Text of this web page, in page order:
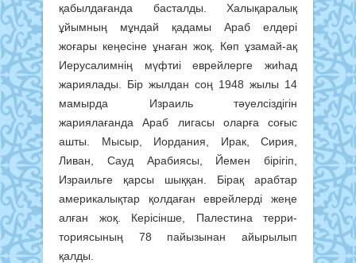
қабылдағанда басталды. Халықаралық
ұйымның мұндай қадамы Араб елдері
жоғары кеңе­сіне ұнаған жоқ. Көп ұзамай-ақ
Иерусалимнің мүфтиі еврейлерге жиһад
жариялады. Бір жылдан соң 1948 жылы 14
мамырда Израиль тәуелсіздігін
жариялағанда Араб лигасы оларға соғыс
ашты. Мысыр, Иордания, Ирак, Сирия,
Ливан, Сауд Арабиясы, Йемен бірігіп,
Израильге қарсы шыққан. Бірақ арабтар
америкалықтар қолдаған еврейлерді жеңе
алған жоқ. Керісінше, Палестина терри­
ториясының 78 пайызынан айырылып
қалды.